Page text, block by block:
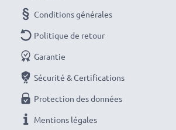
Conditions générales
Politique de retour
Garantie
Sécurité & Certifications
Protection des données
Mentions légales